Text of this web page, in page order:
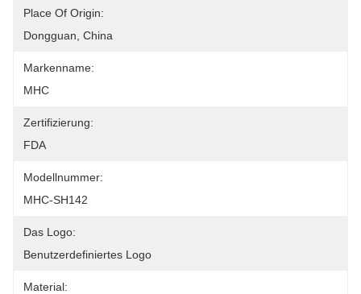
Place Of Origin:
Dongguan, China
Markenname:
MHC
Zertifizierung:
FDA
Modellnummer:
MHC-SH142
Das Logo:
Benutzerdefiniertes Logo
Material: